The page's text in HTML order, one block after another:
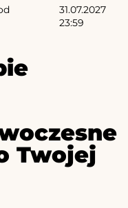
31.07.2027
23:59
Twojej